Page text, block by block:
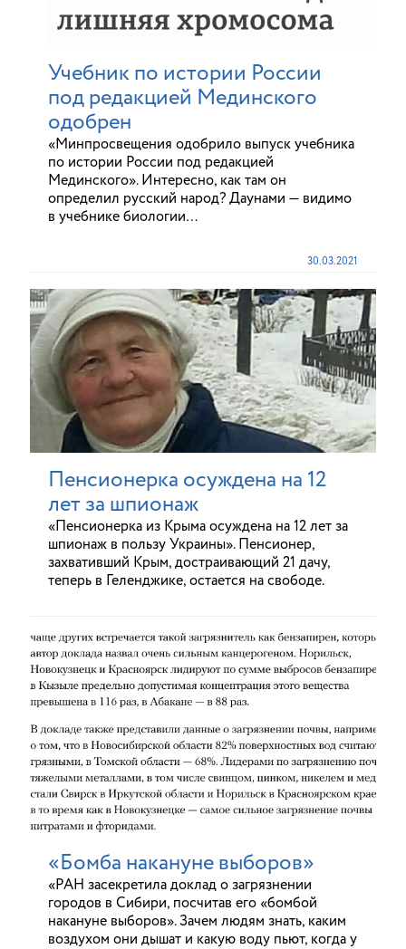
Учебник по истории России
под редакцией Мединского
одобрен
«Минпросвещения одобрило выпуск учебника
по истории России под редакцией
Мединского». Интересно, как там он
определил русский народ? Даунами — видимо
в учебнике биологии…
30.03.2021
Пенсионерка осуждена на 12
лет за шпионаж
«Пенсионерка из Крыма осуждена на 12 лет за
шпионаж в пользу Украины». Пенсионер,
захвативший Крым, достраивающий 21 дачу,
теперь в Геленджике, остается на свободе.
«Бомба накануне выборов»
«РАН засекретила доклад о загрязнении
городов в Сибири, посчитав его «бомбой
накануне выборов». Зачем людям знать, каким
воздухом они дышат и какую воду пьют, когда у